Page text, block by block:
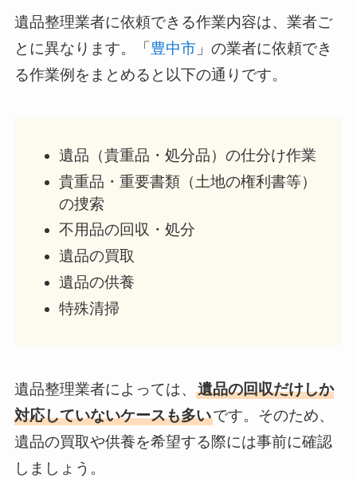
遺品整理業者に依頼できる作業内容は、業者ご
とに異なります。「 豊中市」の業者に依頼でき
る作業例をまとめると以下の通りです。
遺品（貴重品・処分品）の仕分け作業
貴重品・重要書類（土地の権利書等）
の捜索
不用品の回収・処分
遺品の買取
遺品の供養
特殊清掃
遺品整理業者によっては、 遺品の回収だけしか
対応していないケースも多いです。そのため、
遺品の買取や供養を希望する際には事前に確認
しましょう。